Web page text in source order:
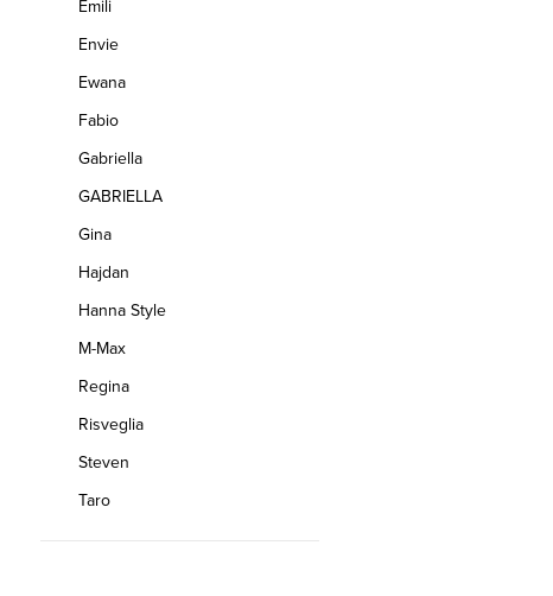
Emili
Envie
Ewana
Fabio
Gabriella
GABRIELLA
Gina
Hajdan
Hanna Style
M-Max
Regina
Risveglia
Steven
Taro